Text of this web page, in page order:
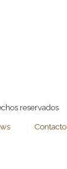
reservados
Contacto